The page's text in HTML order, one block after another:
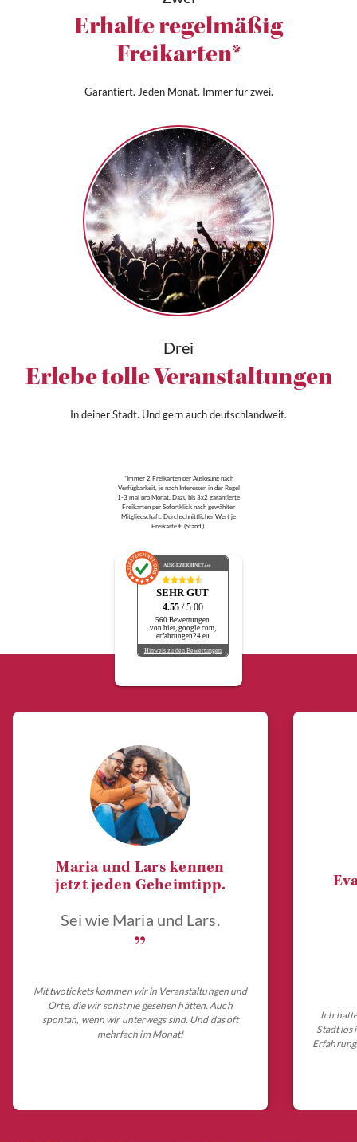
Erhalte regelmäßig
Freikarten*
Garantiert. Jeden Monat. Immer für zwei.
Drei
Erlebe tolle Veranstaltungen
In deiner Stadt. Und gern auch deutschlandweit.
*Immer 2 Freikarten per Auslosung nach
Verfügbarkeit, je nach Interessen in der Regel
1-3 mal pro Monat. Dazu bis 3x2 garantierte
Freikarten per Sofortklick nach gewählter
Mitgliedschaft. Durchschnittlicher Wert je
Freikarte € (Stand ).
AUSGEZEICHNET.org
SEHR GUT
4.55 / 5.00
560 Bewertungen
von hier, google.com,
erfahrungen24.eu
Hinweis zu den Bewertungen
Maria und Lars kennen
jetzt jeden Geheimtipp.
Sei wie Maria und Lars.
„
Mit twotickets kommen wir in Veranstaltungen und
Orte, die wir sonst nie gesehen hätten. Auch
spontan, wenn wir unterwegs sind. Und das oft
mehrfach im Monat!
Ich
Stadt los